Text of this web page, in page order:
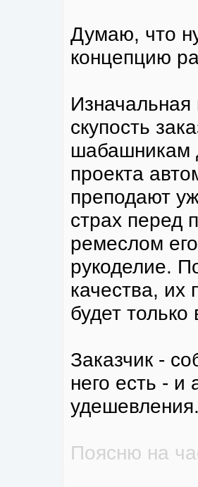
Думаю, что
концепцию
скупость
шабашникам
проекта
преподают
страх перед
ремеслом
рукоделие.
качества, их
будет только
Заказчик -
него есть - и
Поясню на